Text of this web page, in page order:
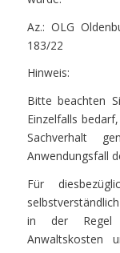
Az.: OLG
183/22
Hinweis:
Bitte beachten
Einzelfalls
Sachverhalt
Anwendungsfall
Für
in der Regel
Anwaltskosten